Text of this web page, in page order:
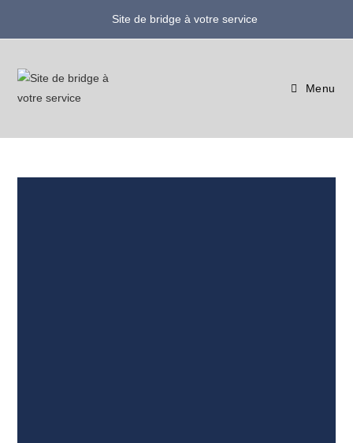
Site de bridge à votre service
Menu